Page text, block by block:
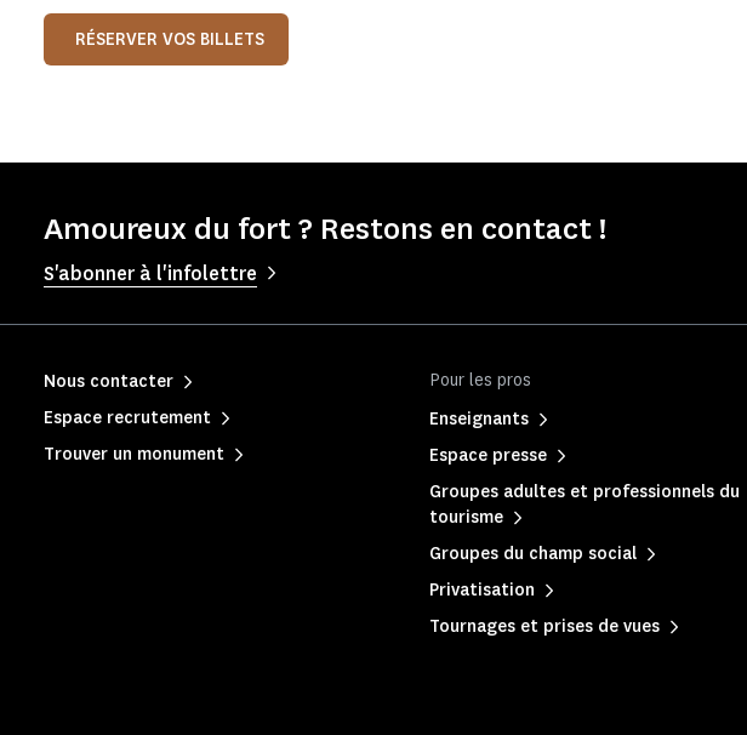
RÉSERVER VOS BILLETS
Amoureux du fort ? Restons en contact !
S'abonner à l'infolettre
Pour les pros
Enseignants
Espace presse
Groupes adultes et professionnels du
tourisme
Groupes du champ social
Privatisation
Tournages et prises de vues
Nous contacter
Espace recrutement
Trouver un monument